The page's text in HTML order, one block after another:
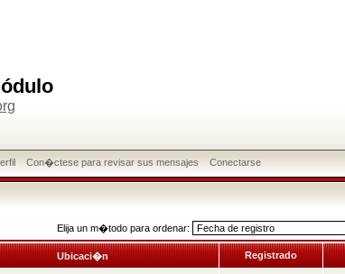
Con�ctese para revisar sus mensajes Conectarse
Elija un m�todo para ordenar:
Ubicaci�n Registrado